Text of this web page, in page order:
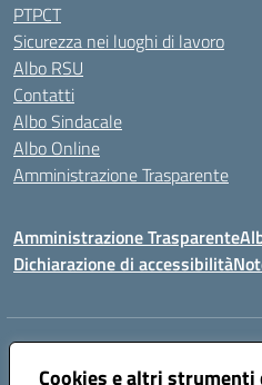
Cookies e altri
PTPCT
Sicurezza nei luoghi di lavoro
Albo RSU
Contatti
Albo Sindacale
Albo Online
Amministrazione Trasparente
Amministrazione Trasparente
Dichiarazione di accessibilità
Centralino:
Posta elettronica certificata (PEC):